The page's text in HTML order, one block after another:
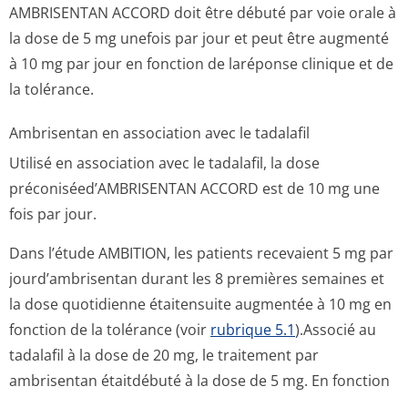
AMBRISENTAN ACCORD doit être débuté par voie orale à
la dose de 5 mg unefois par jour et peut être augmenté
à 10 mg par jour en fonction de laréponse clinique et de
la tolérance.
Ambrisentan en association avec le tadalafil
Utilisé en association avec le tadalafil, la dose
préconiséed’AM­BRISENTAN ACCORD est de 10 mg une
fois par jour.
Dans l’étude AMBITION, les patients recevaient 5 mg par
jourd’ambrisentan durant les 8 premières semaines et
la dose quotidienne étaitensuite augmentée à 10 mg en
fonction de la tolérance (voir rubrique 5.1).Associé au
tadalafil à la dose de 20 mg, le traitement par
ambrisentan étaitdébuté à la dose de 5 mg. En fonction